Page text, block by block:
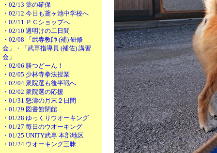
・02/13 薬の確保
・02/12 今日も鳶ヶ池中学校へ
・02/11 ＰＣショップへ
・02/10 週明けの二日間
・02/08 「武専教師 (補) 研修
会」・「武専指導員 (補佐) 講習
会」
・02/06 勝つどーん！
・02/05 少林寺拳法授業
・02/04 衆院選も後半戦へ
・02/02 衆院選の応援
・01/31 怒濤の月末２日間
・01/29 図書館閉館
・01/28 ゆっくりウオーキング
・01/27 毎日のウオーキング
・01/25 UNITY武専 本部地区
・01/24 ウオーキング三昧